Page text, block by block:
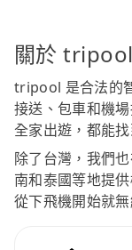
關於
tripool 是合法的
接送、包車和機
全家出遊，都能
除了台灣，我們
南和泰國等地提
從下飛機開始就